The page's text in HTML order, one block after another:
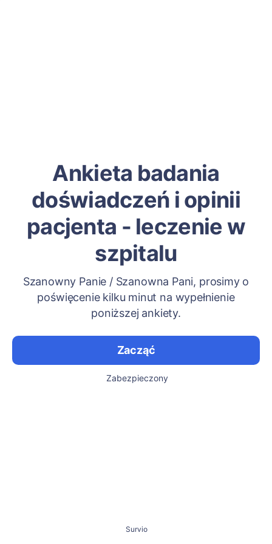
Ankieta badania
doświadczeń i opinii
pacjenta - leczenie w
szpitalu
Szanowny Panie / Szanowna Pani, prosimy o
poświęcenie kilku minut na wypełnienie
poniższej ankiety.
Zacząć
Zabezpieczony
Survio